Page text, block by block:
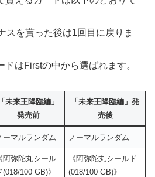
スを貰った後は1回目に戻りま
はFirstの中から選ばれます。
「未来王降臨編」
発売前
「未来王降臨編」発
売後
ーマルランダム ノーマルランダム
《阿弥陀丸シール
(018/100 GB)》
《阿弥陀丸シールド
(018/100 GB)》